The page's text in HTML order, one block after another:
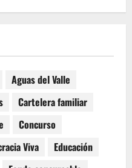
Aguas del Valle
Cartelera familiar
Concurso
Viva
Educación